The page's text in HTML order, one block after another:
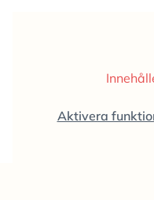
Aktivera